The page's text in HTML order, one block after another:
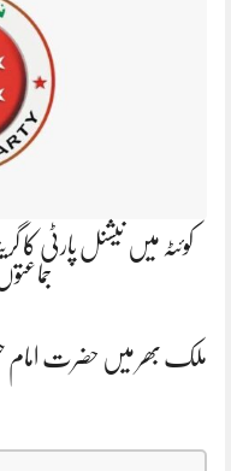
کوئٹہ میں نیشنل پارٹی کا
ملک بھر میں حضرت امام